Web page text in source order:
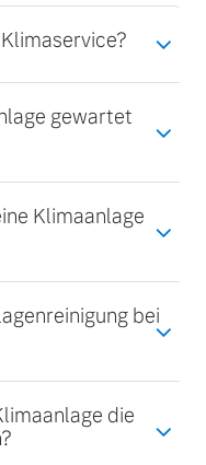
gewartet
Klimaanlage
bei
die